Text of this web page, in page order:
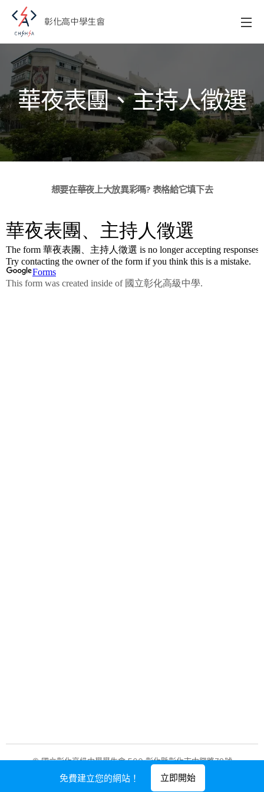
彰化高中學生會
華夜表團、主持人徵選
想要在華夜上大放異彩嗎? 表格給它填下去
© 國立彰化高級中學學生會 500 彰化縣彰化市中興路78號
由Webnode 提供技術支援
免費建立您的網站！ 立即開始